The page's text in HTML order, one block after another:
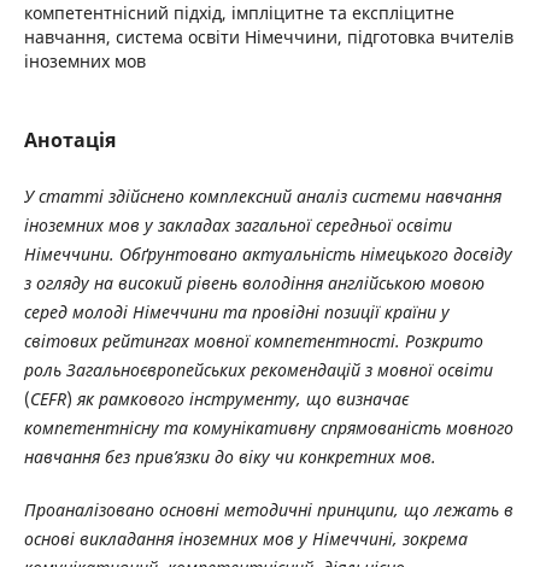
компетентнісний підхід, імпліцитне та експліцитне
навчання, система освіти Німеччини, підготовка вчителів
іноземних мов
Анотація
У статті здійснено комплексний аналіз системи навчання
іноземних мов у закладах загальної середньої освіти
Німеччини. Обґрунтовано актуальність німецького досвіду
з огляду на високий рівень володіння англійською мовою
серед молоді Німеччини та провідні позиції країни у
світових рейтингах мовної компетентності. Розкрито
роль Загальноєвропейських рекомендацій з мовної освіти
(CEFR) якрамкового інструменту, що визначає
компетентнісну та комунікативну спрямованістьмовного
навчання без прив’язки до віку чи конкретних мов.
Проаналізовано основні методичні принципи, що лежать в
основі викладанняіноземних мов у Німеччині, зокрема